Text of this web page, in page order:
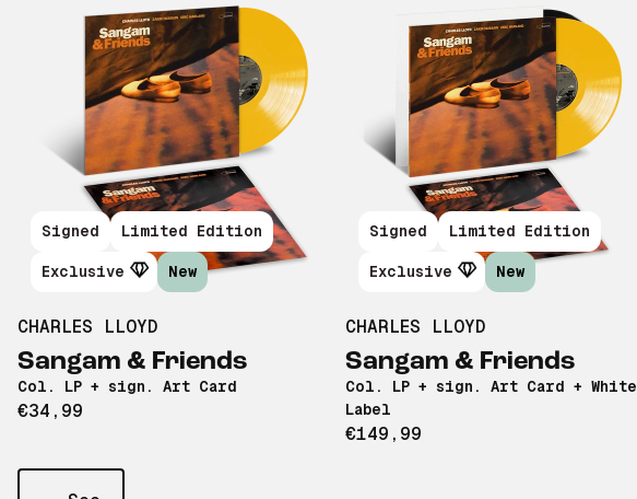
Signed Limited Edition
Exclusive New
CHARLES LLOYD
Sangam & Friends
Col. LP + sign. Art Card
€34,99
Signed Limited Edition
Exclusive New
CHARLES LLOYD
Sangam & Friends
Col. LP + sign. Art Card + White
Label
€149,99